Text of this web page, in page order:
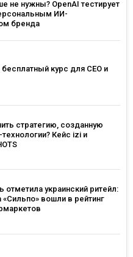
не нужны? OpenAI тестирует
ИИ-
бренда
курс для CEO и
стратегию, созданную
Кейс izi и
отметила украинский ритейл:
«Сильпо» вошли в рейтинг